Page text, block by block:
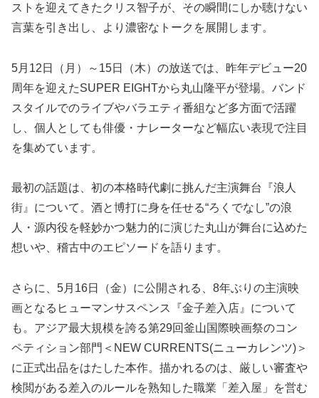
ストを迎えてきたクリス智子が、その瞬間にしか聴けない
言葉を引き出し、より濃密なトークを展開します。
5月12日（月）～15日（木）の放送では、昨年デビュー20
周年を迎えたSUPER EIGHTから丸山隆平が登場。バンド
スタイルでのライブやバラエティ番組など多方面で活躍
し、個人としても俳優・ナレーターなど幅広い表現で注目
を集めています。
最初の話題は、初の本格時代劇に挑んだ主演舞台『浪人
街』について。酒と博打に身を任せる“ろくでなし”の浪
人・源内役を軽妙かつ魅力的に演じた丸山が舞台に込めた
想いや、稽古中のエピソードを語ります。
さらに、5月16日（金）に公開される、8年ぶりの主演映
画となるヒューマンサスペンス『金子差入店』について
も。アジア最大規模を誇る第29回釜山国際映画祭のコン
ペティション部門＜NEW CURRENTS(ニューカレンツ)＞
に正式出品をはたした本作。描かれるのは、厳しい審査や
検閲がある差入のルールを熟知した職業「差入屋」を営む